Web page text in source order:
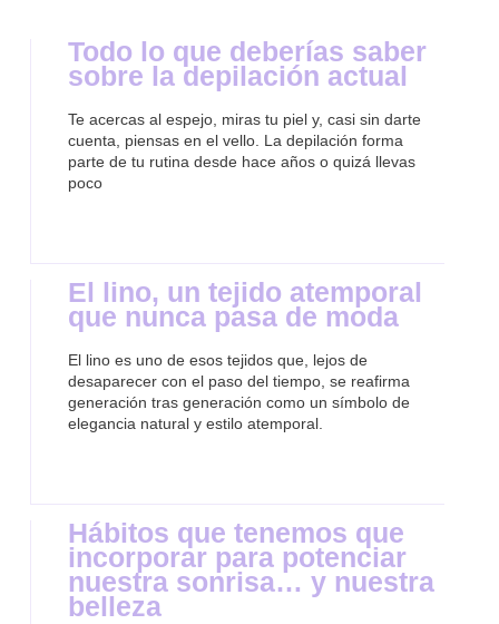
Todo lo que deberías saber
sobre la depilación actual
Te acercas al espejo, miras tu piel y, casi sin darte
cuenta, piensas en el vello. La depilación forma
parte de tu rutina desde hace años o quizá llevas
poco
El lino, un tejido atemporal
que nunca pasa de moda
El lino es uno de esos tejidos que, lejos de
desaparecer con el paso del tiempo, se reafirma
generación tras generación como un símbolo de
elegancia natural y estilo atemporal.
Hábitos que tenemos que
incorporar para potenciar
nuestra sonrisa… y nuestra
belleza